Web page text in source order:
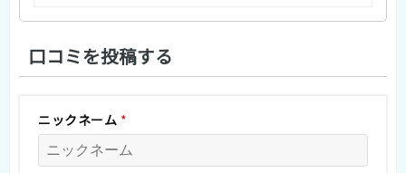
口コミを投稿する
ニックネーム *